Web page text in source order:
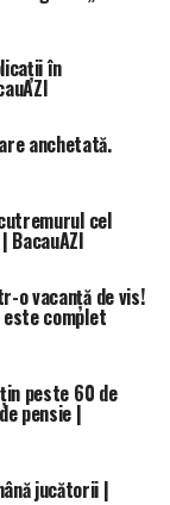
în
anchetată.
cel
BacauAZI
o vacanță de vis!
este complet
peste 60 de
pensie |
jucătorii |